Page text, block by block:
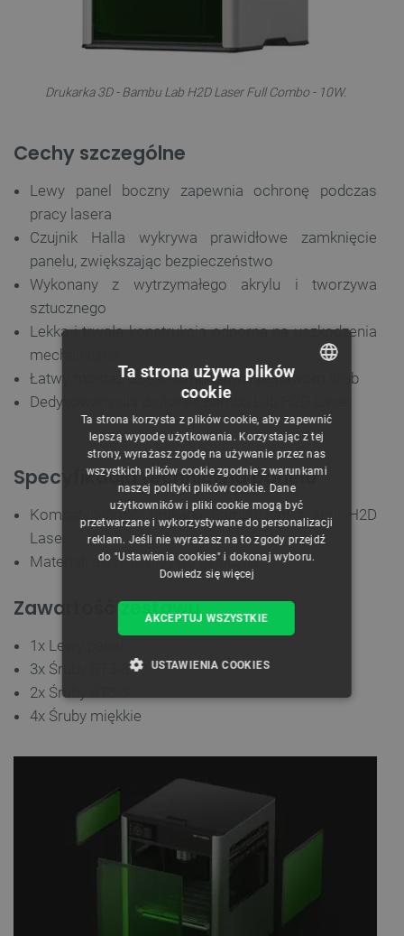
Drukarka 3D - Bambu Lab H2D Laser Full Combo - 10W.
Cechy szczególne
Lewy panel boczny zapewnia ochronę podczas
pracy lasera
Czujnik Halla wykrywa prawidłowe zamknięcie
panelu, zwiększając bezpieczeństwo
Wykonany z wytrzymałego akrylu i tworzywa
sztucznego
Lekka i trwała konstrukcja odporna na uszkodzenia
mechaniczne
Łatwy montaż dzięki kompletnym zestawom śrub
Dedykowany dla drukarek Bambu Lab H2D Laser
Specyfikacja techniczna panelu
Kompatybilność: drukarki Bambu Lab z serii H2D
Laser
Materiał: akryl, tworzywo sztuczne
Zawartość zestawu
1x Lewy panel
3x Śruby BT3-8
2x Śruby ST3-3
4x Śruby miękkie
CZECH
ENGLISH
GERMAN
Ta strona używa plików
cookie
Ta strona korzysta z plików cookie, aby zapewnić
lepszą wygodę użytkowania. Korzystając z tej
strony, wyrażasz zgodę na używanie przez nas
wszystkich plików cookie zgodnie z warunkami
naszej polityki plików cookie. Dane
użytkowników i pliki cookie mogą być
przetwarzane i wykorzystywane do personalizacji
reklam. Jeśli nie wyrażasz na to zgody przejdź
do "Ustawienia cookies" i dokonaj wyboru.
Dowiedz się więcej
AKCEPTUJ WSZYSTKIE
USTAWIENIA COOKIES
FUNKCJONALNOŚĆ
Wydajność